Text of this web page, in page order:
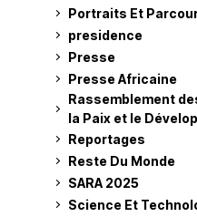
Portraits Et
presidence
Presse
Presse Africaine
Rassemblement
la Paix et le
Reportages
Reste Du Monde
SARA 2025
Science Et